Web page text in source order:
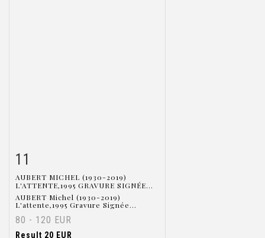
11
AUBERT MICHEL (1930-2019)
L'ATTENTE,1995 GRAVURE SIGNÉE...
AUBERT Michel (1930-2019)
L'attente,1995 Gravure Signée...
80 - 120 EUR
Result 20 EUR